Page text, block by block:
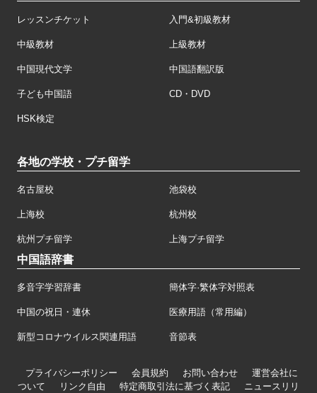
レッスンチケット 入門&初級教材
中級教材 上級教材
中国現代文学 中国語翻訳版
子ども中国語 CD・DVD
HSK検定
各地の学校・プチ留学
名古屋校 池袋校
上海校 杭州校
杭州プチ留学 上海プチ留学
中国語辞書
多音字学習辞書 簡体字·繁体字対照表
中国の祝日・連休 医療用語（常用編）
新型コロナウイルス関連用語 音節表
プライバシーポリシー 会員規約 お問い合わせ
運営会社に
ついて
リンク自由 特定商取引法に基づく表記 ニュースリリ